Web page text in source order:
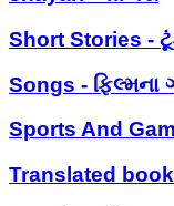
Short Stories -
Songs - ફિલ્મના
Sports And
Translated